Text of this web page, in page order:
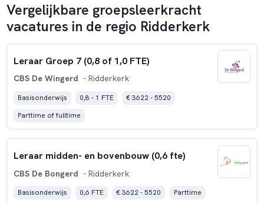
Vergelijkbare groepsleerkracht
vacatures in de regio Ridderkerk
Leraar Groep 7 (0,8 of 1,0 FTE)
CBS De Wingerd - Ridderkerk
Basisonderwijs 0,8 - 1 FTE
€ 3622 - 5520
Parttime of fulltime
Leraar midden- en bovenbouw (0,6 fte)
CBS De Bongerd - Ridderkerk
Basisonderwijs 0,6 FTE € 3622 - 5520 Parttime